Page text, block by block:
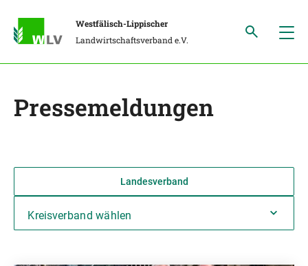
Westfälisch-Lippischer
Landwirtschaftsverband e.V.
Pressemeldungen
Landesverband
Kreisverband wählen